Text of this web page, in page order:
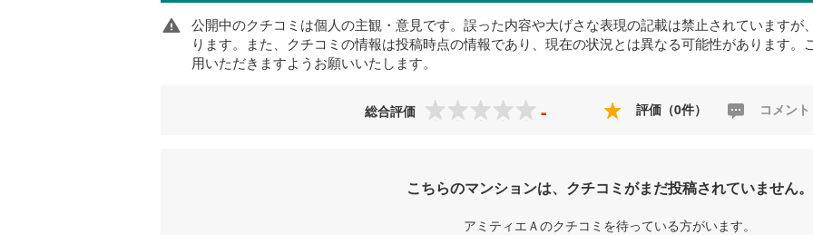
公開中のクチコミは個人の主観・意見です。誤った内容や大げさな表現の記載は禁止されていますが
ります。また、クチコミの情報は投稿時点の情報であり、現在の状況とは異なる可能性があります
用いただきますようお願いいたします。
総合評価 - 評価（0件） コメン
こちらのマンションは、クチコミがまだ投稿されていません。
アミティエＡのクチコミを待っている方がいます。